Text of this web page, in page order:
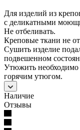
Для изделий из
с деликатными
Не отбеливать.
Креповые ткани не
Сушить изделие
подвешенном
Утюжить
горячим утюгом.
Наличие
Отзывы